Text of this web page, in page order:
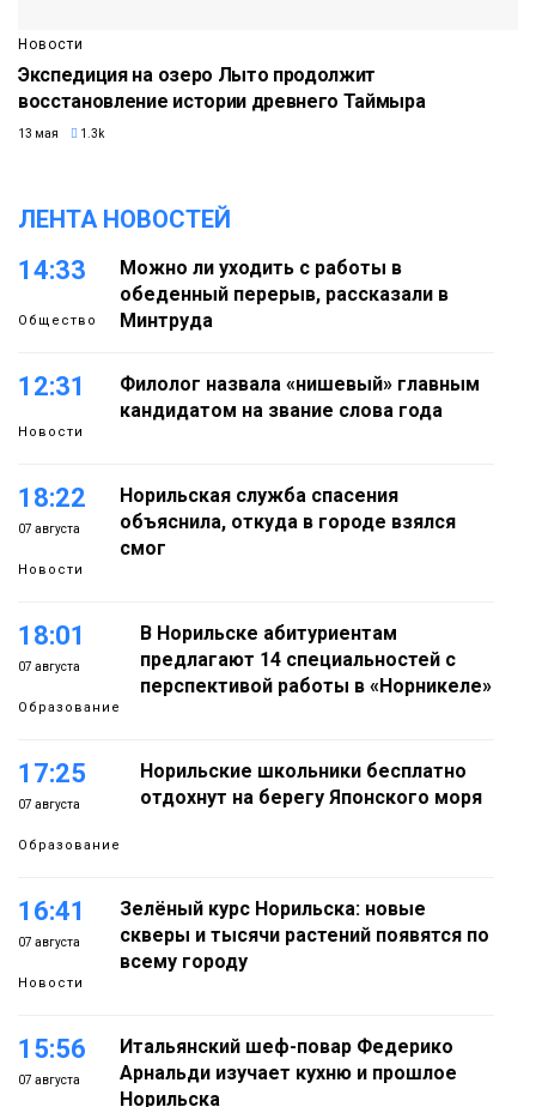
Новости
Экспедиция на озеро Лыто продолжит
восстановление истории древнего Таймыра
13 мая 1.3k
ЛЕНТА НОВОСТЕЙ
14:33
Общество
Можно ли уходить с работы в
обеденный перерыв, рассказали в
Минтруда
12:31
Новости
Филолог назвала «нишевый» главным
кандидатом на звание слова года
18:22
07 августа
Новости
Норильская служба спасения
объяснила, откуда в городе взялся
смог
18:01
07 августа
Образование
В Норильске абитуриентам
предлагают 14 специальностей с
перспективой работы в «Норникеле»
17:25
07 августа
Образование
Норильские школьники бесплатно
отдохнут на берегу Японского моря
16:41
07 августа
Новости
Зелёный курс Норильска: новые
скверы и тысячи растений появятся по
всему городу
15:56
07 августа
Итальянский шеф-повар Федерико
Арнальди изучает кухню и прошлое
Норильска